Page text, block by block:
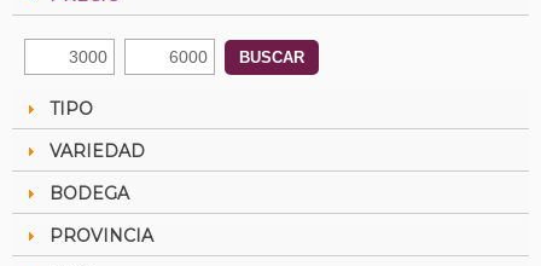
BUSCAR
TIPO
VARIEDAD
BODEGA
PROVINCIA